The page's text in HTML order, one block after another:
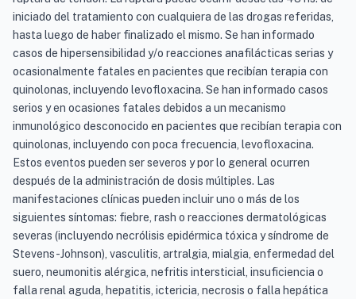
iniciado del tratamiento con cualquiera de las drogas referidas,
hasta luego de haber finalizado el mismo. Se han informado
casos de hipersensibilidad y/o reacciones anafilácticas serias y
ocasionalmente fatales en pacientes que recibían terapia con
quinolonas, incluyendo levofloxacina. Se han informado casos
serios y en ocasiones fatales debidos a un mecanismo
inmunológico desconocido en pacientes que recibían terapia con
quinolonas, incluyendo con poca frecuencia, levofloxacina.
Estos eventos pueden ser severos y por lo general ocurren
después de la administración de dosis múltiples. Las
manifestaciones clínicas pueden incluir uno o más de los
siguientes síntomas: fiebre, rash o reacciones dermatológicas
severas (incluyendo necrólisis epidérmica tóxica y síndrome de
Stevens-Johnson), vasculitis, artralgia, mialgia, enfermedad del
suero, neumonitis alérgica, nefritis intersticial, insuficiencia o
falla renal aguda, hepatitis, ictericia, necrosis o falla hepática